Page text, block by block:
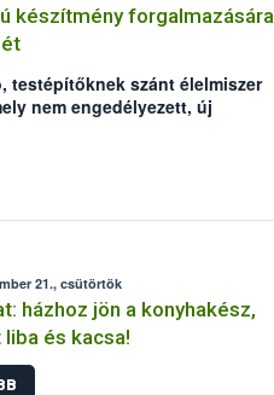
készítmény forgalmazására
testépítőknek szánt élelmiszer
nem engedélyezett, új
tartalmaz. A Nemzeti
– az észt és a szlovák
on keresztül értesült az
21., csütörtök
házhoz jön a konyhakész,
és kacsa!